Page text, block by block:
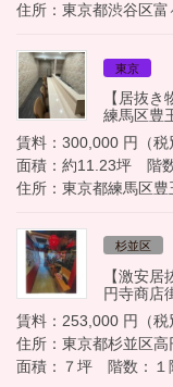
住所：東京都渋谷区富
東京
【居抜
練馬区豊
賃料：300,000 円（税
面積：約11.23坪 階
住所：東京都練馬区豊
杉並区
【激安
円寺商店
賃料：253,000 円（税
住所：東京都杉並区高
面積：７坪 階数：１